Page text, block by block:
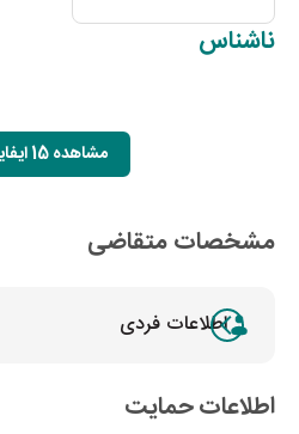
ناشناس
مشاهده 15 ایفایار دیگر
مشخصات متقاضی
اطلاعات فردی
اطلاعات حمایت